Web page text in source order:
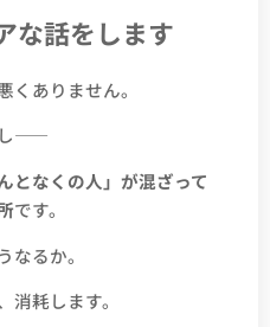
な話をします
くありません。
――
となくの人」が混ざって
です。
なるか。
消耗します。